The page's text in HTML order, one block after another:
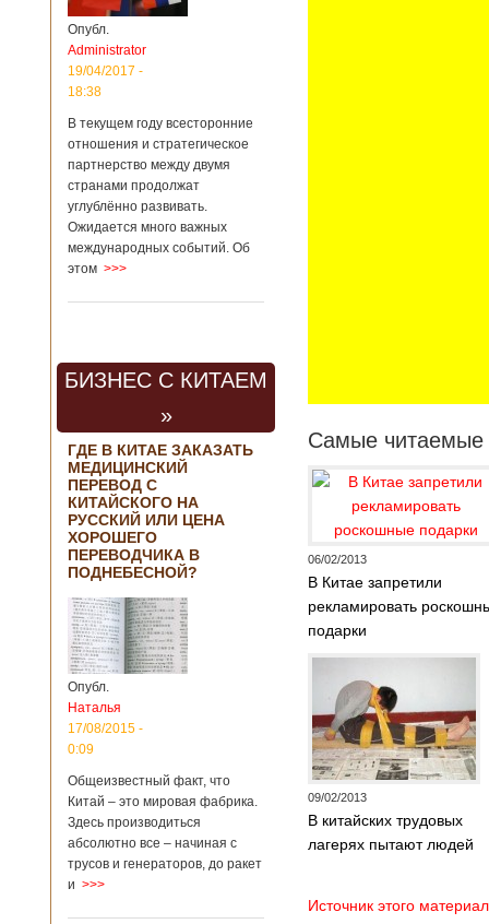
Опубл.
Administrator
19/04/2017 -
18:38
В текущем году всесторонние
отношения и стратегическое
партнерство между двумя
странами продолжат
углублённо развивать.
Ожидается много важных
международных событий. Об
этом >>>
БИЗНЕС С КИТАЕМ
»
ГДЕ В КИТАЕ ЗАКАЗАТЬ
МЕДИЦИНСКИЙ
ПЕРЕВОД С
КИТАЙСКОГО НА
РУССКИЙ ИЛИ ЦЕНА
ХОРОШЕГО
ПЕРЕВОДЧИКА В
ПОДНЕБЕСНОЙ?
Опубл.
Наталья
17/08/2015 -
0:09
Общеизвестный факт, что
Китай – это мировая фабрика.
Здесь производиться
абсолютно все – начиная с
трусов и генераторов, до ракет
и >>>
Самые читаемые
06/02/2013
В Китае запретили
рекламировать
подарки
09/02/2013
В китайских трудовых
лагерях пытают людей
Источник этого